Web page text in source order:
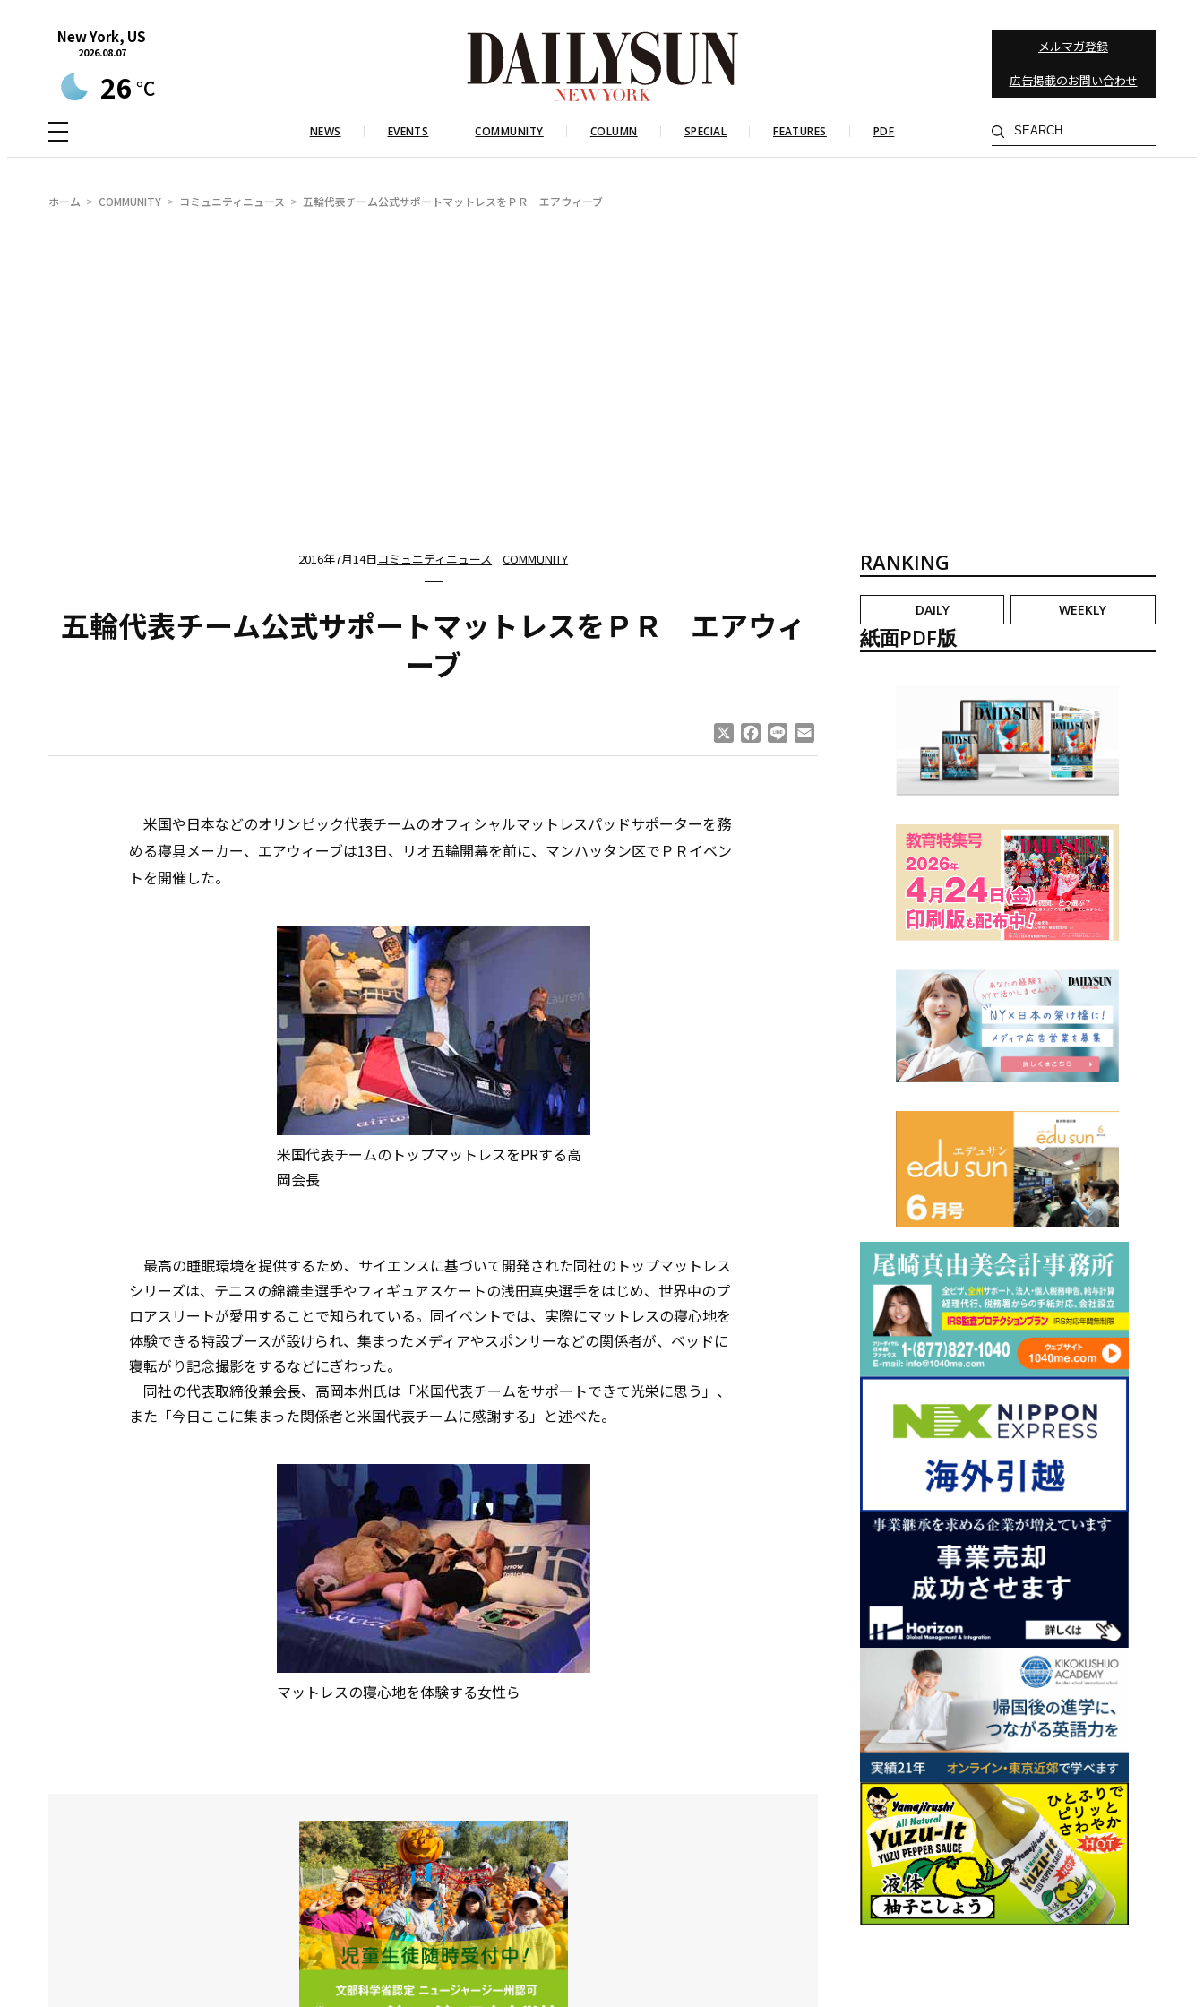
New York, US
2026.08.07
26 °C
メルマガ登録
広告掲載のお問い合わせ
NEWS EVENTS COMMUNITY COLUMN SPECIAL FEATURES PDF
検
索
ホーム COMMUNITY コミュニティニュース 五輪代表チーム公式サポートマットレスをＰＲ エアウィーブ
2016年7月14日コミュニティニュース COMMUNITY
五輪代表チーム公式サポートマットレスをＰＲ エアウィ
ーブ
Facebook
Line
米国や日本などのオリンピック代表チームのオフィシャルマットレスパッドサポーターを務
める寝具メーカー、エアウィーブは13日、リオ五輪開幕を前に、マンハッタン区でＰＲイベン
トを開催した。
米国代表チームのトップマットレスをPRする高
岡会長
最高の睡眠環境を提供するため、サイエンスに基づいて開発された同社のトップマットレス
シリーズは、テニスの錦織圭選手やフィギュアスケートの浅田真央選手をはじめ、世界中のプ
ロアスリートが愛用することで知られている。同イベントでは、実際にマットレスの寝心地を
体験できる特設ブースが設けられ、集まったメディアやスポンサーなどの関係者が、ベッドに
寝転がり記念撮影をするなどにぎわった。
同社の代表取締役兼会長、高岡本州氏は「米国代表チームをサポートできて光栄に思う」、
また「今日ここに集まった関係者と米国代表チームに感謝する」と述べた。
マットレスの寝心地を体験する女性ら
RANKING
DAILY WEEKLY
紙面PDF版